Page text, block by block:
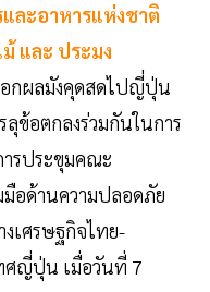
ละอาหารแห่งชาติ
และ ประมง
กผลมังคุดสดไปญี่ปุ่น
ลุข้อตกลงร่วมกันในการ
ารประขุมคณะ
มือด้านความปลอดภัย
งเศรษฐกิจไทย-
ศญี่ปุ่น เมื่อวันที่ 7